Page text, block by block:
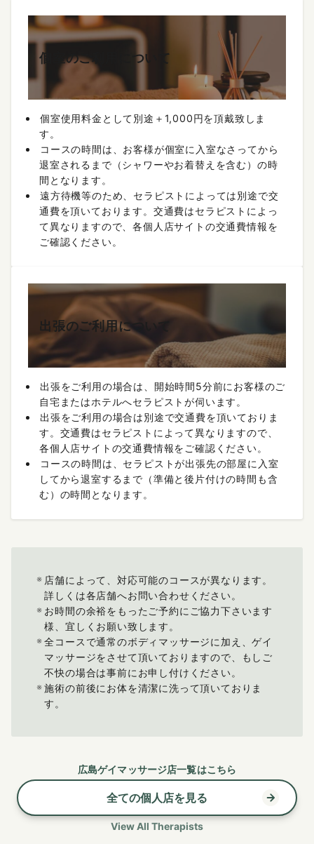
個室のご利用について
個室使用料金として別途＋1,000円を頂戴致しま
す。
コースの時間は、お客様が個室に入室なさってから
退室されるまで（シャワーやお着替えを含む）の時
間となります。
遠方待機等のため、セラピストによっては別途で交
通費を頂いております。交通費はセラピストによっ
て異なりますので、各個人店サイトの交通費情報を
ご確認ください。
出張のご利用について
出張をご利用の場合は、開始時間5分前にお客様のご
自宅またはホテルへセラピストが伺います。
出張をご利用の場合は別途で交通費を頂いておりま
す。交通費はセラピストによって異なりますので、
各個人店サイトの交通費情報をご確認ください。
コースの時間は、セラピストが出張先の部屋に入室
してから退室するまで（準備と後片付けの時間も含
む）の時間となります。
店舗によって、対応可能のコースが異なります。
詳しくは各店舗へお問い合わせください。
お時間の余裕をもったご予約にご協力下さいます
様、宜しくお願い致します。
全コースで通常のボディマッサージに加え、ゲイ
マッサージをさせて頂いておりますので、もしご
不快の場合は事前にお申し付けください。
施術の前後にお体を清潔に洗って頂いておりま
す。
広島ゲイマッサージ店一覧はこちら
全ての個人店を見る
View All Therapists